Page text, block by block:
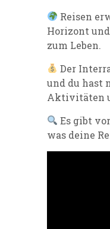
Reisen
Horizont
zum Leben.
Der
und du hast
Aktivitäten
Es gibt
was deine